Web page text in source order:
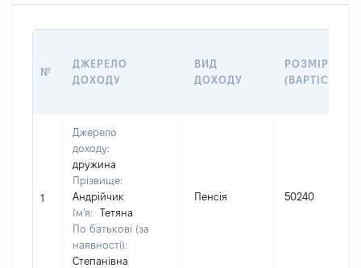
№
ДЖЕРЕЛО
ДОХОДУ
ВИД
ДОХОДУ
РОЗМІР
(ВАРТІСТЬ)
1
Джерело
доходу:
дружина
Прізвище:
Андрійчик
Ім'я:
Тетяна
По батькові (за
наявності):
Степанівна
Пенсія 50240